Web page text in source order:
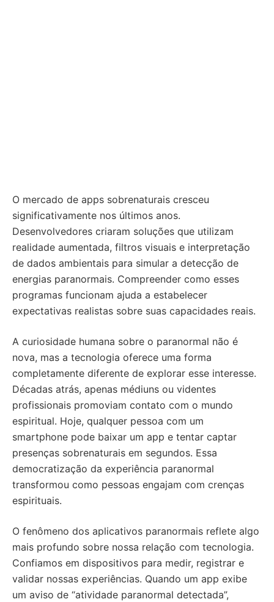
O mercado de apps sobrenaturais cresceu
significativamente nos últimos anos.
Desenvolvedores criaram soluções que utilizam
realidade aumentada, filtros visuais e interpretação
de dados ambientais para simular a detecção de
energias paranormais. Compreender como esses
programas funcionam ajuda a estabelecer
expectativas realistas sobre suas capacidades reais.
A curiosidade humana sobre o paranormal não é
nova, mas a tecnologia oferece uma forma
completamente diferente de explorar esse interesse.
Décadas atrás, apenas médiuns ou videntes
profissionais promoviam contato com o mundo
espiritual. Hoje, qualquer pessoa com um
smartphone pode baixar um app e tentar captar
presenças sobrenaturais em segundos. Essa
democratização da experiência paranormal
transformou como pessoas engajam com crenças
espirituais.
O fenômeno dos aplicativos paranormais reflete algo
mais profundo sobre nossa relação com tecnologia.
Confiamos em dispositivos para medir, registrar e
validar nossas experiências. Quando um app exibe
um aviso de “atividade paranormal detectada”,